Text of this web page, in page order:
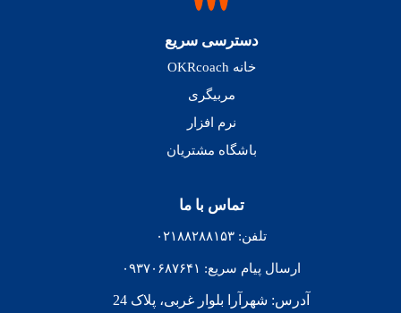
دسترسی سریع
خانه OKRcoach
مربیگری
نرم افزار
باشگاه مشتریان
تماس با ما
تلفن: ۰۲۱۸۸۲۸۸۱۵۳
ارسال پیام سریع: ۰۹۳۷۰۶۸۷۶۴۱
آدرس: شهرآرا بلوار غربی، پلاک 24